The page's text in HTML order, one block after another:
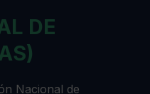
DE
Nacional de